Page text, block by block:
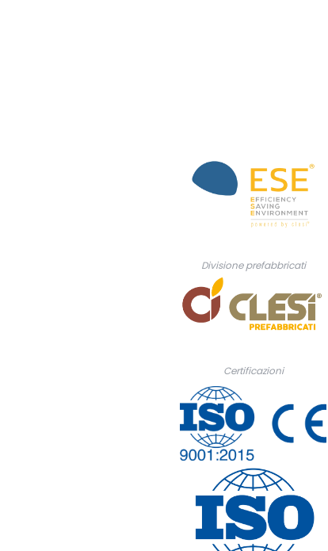
Divisione prefabbricati
Certificazioni